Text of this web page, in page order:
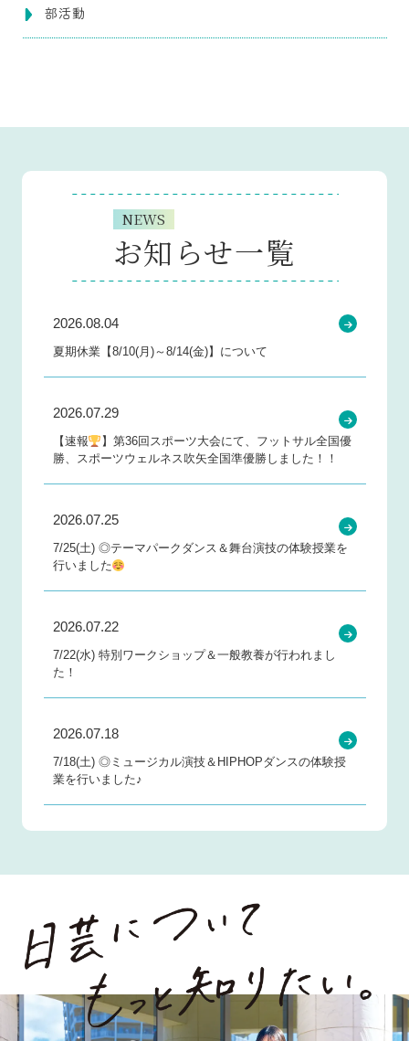
部活動
NEWS
お知らせ一覧
2026.08.04
夏期休業【8/10(月)～8/14(金)】について
2026.07.29
【速報
】第36回スポーツ大会にて、フットサル全国優
勝、スポーツウェルネス吹矢全国準優勝しました！！
2026.07.25
7/25(土) ◎テーマパークダンス＆舞台演技の体験授業を
行いました
2026.07.22
7/22(水) 特別ワークショップ＆一般教養が行われまし
た！
2026.07.18
7/18(土) ◎ミュージカル演技＆HIPHOPダンスの体験授
業を行いました♪